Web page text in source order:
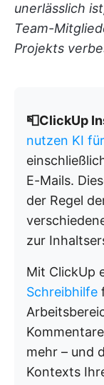
unerlässlich
Team-
Projekts
📮ClickUp
nutzen KI
E-Mails.
der Regel
zur
Mit ClickUp
Schreibhilfe
mehr – und
Kontexts